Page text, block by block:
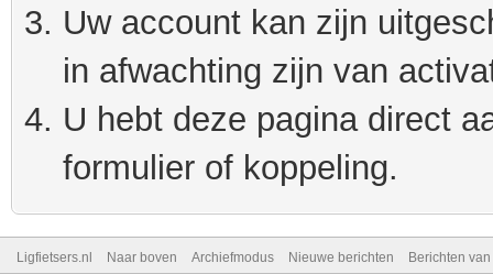
Uw account kan zijn
in afwachting zijn van
U hebt deze pagina direct
formulier of koppeling.
Ligfietsers.nl Naar boven Archiefmodus Nieuwe berichten Berichten